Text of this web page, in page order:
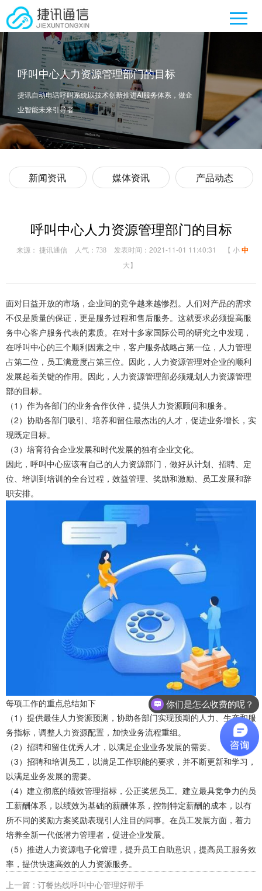
呼叫中心人力资源管理部门的目标
捷讯自动电话呼叫系统以技术创新推进AI服务体系，做企
业智能未来引导者
新闻资讯 媒体资讯 产品动态
呼叫中心人力资源管理部门的目标
来源： 捷讯通信 人气： 738 发表时间：2021-11-01 11:40:31 【 小中
大】
面对日益开放的市场，企业间的竞争越来越惨烈。人们对产品的需求
不仅是质量的保证，更是服务过程和售后服务。这就要求必须提高服
务中心客户服务代表的素质。在对十多家国际公司的研究之中发现，
在呼叫中心的三个顺利因素之中，客户服务战略占第一位，人力管理
占第二位，员工满意度占第三位。因此，人力资源管理对企业的顺利
发展起着关键的作用。因此，人力资源管理部必须规划人力资源管理
部的目标。
（1）作为各部门的业务合作伙伴，提供人力资源顾问和服务。
（2）协助各部门吸引、培养和留住最杰出的人才，促进业务增长，实
现既定目标。
（3）培育符合企业发展和时代发展的独有企业文化。
因此，呼叫中心应该有自己的人力资源部门，做好从计划、招聘、定
位、培训到培训的全台过程，效益管理、奖励和激励、员工发展和辞
职安排。
每项工作的重点总结如下
（1）提供最佳人力资源预测，协助各部门实现预期的人力、生产和服
务指标，调整人力资源配置，加快业务流程重组。
（2）招聘和留住优秀人才，以满足企业业务发展的需要。
（3）招聘和培训员工，以满足工作职能的要求，并不断更新和学习，
以满足业务发展的需要。
（4）建立彻底的绩效管理指标，公正奖惩员工。建立最具竞争力的员
工薪酬体系，以绩效为基础的薪酬体系，控制特定薪酬的成本，以有
所不同的奖励方案奖励表现引人注目的同事。在员工发展方面，着力
培养全新一代低潜力管理者，促进企业发展。
（5）推进人力资源电子化管理，提升员工自助意识，提高员工服务效
率，提供快速高效的人力资源服务。
上一篇 : 订餐热线呼叫中心管理好帮手
你们是怎么收费的呢？